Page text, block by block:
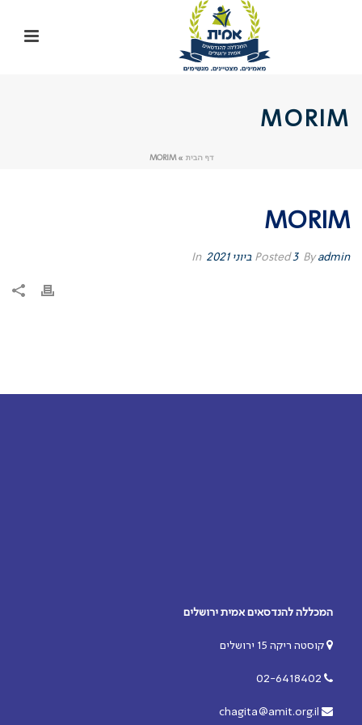
MORIM
דף הבית »
MORIM
MORIM
Byadmin
Posted3 ביוני 2021 In
המכללה להנדסאים אמית ירושלים
קוסטה ריקה 15 ירושלים
02-6418402
chagita@amit.org.il